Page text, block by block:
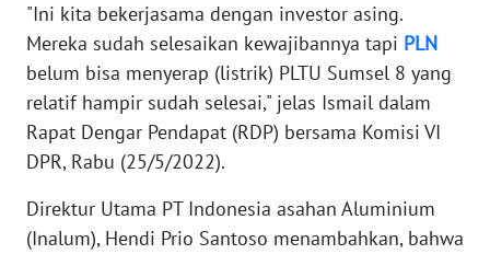
"Ini kita bekerjasama dengan investor asing.
Mereka sudah selesaikan kewajibannya tapi PLN
belum bisa menyerap (listrik) PLTU Sumsel 8 yang
relatif hampir sudah selesai," jelas Ismail dalam
Rapat Dengar Pendapat (RDP) bersama Komisi VI
DPR, Rabu (25/5/2022).
Direktur Utama PT Indonesia asahan Aluminium
(Inalum), Hendi Prio Santoso menambahkan, bahwa
WN
JABAR
WN
BANTEN
WN
NTT